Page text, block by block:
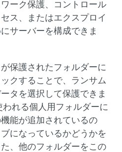
ーク保護、コントロール
ス、またはエクスプロイ
サーバーを構成できま
保護されたフォルダーに
クすることで、ランサム
タを選択して保護できま
れる個人用フォルダーに
能が追加されているの
になっているかどうかを
、他のフォルダーをこの